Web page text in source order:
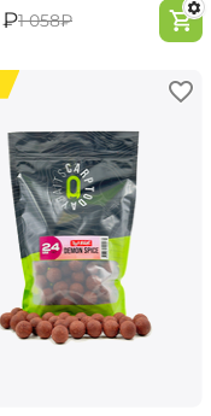
₽‍1 058‍₽